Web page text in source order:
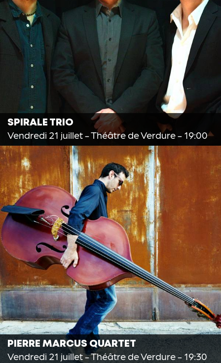
SPIRALE TRIO
Vendredi 21 juillet- Théâtre de Verdure - 19:00
PIERRE MARCUS QUARTET
Vendredi 21 juillet- Théâtre de Verdure - 19:30